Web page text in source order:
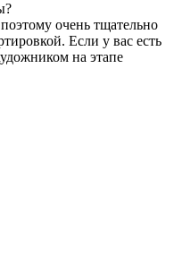
очень тщательно
Если у вас есть
на этапе